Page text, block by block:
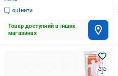
оцінити
Товар доступний в інших
магазинах